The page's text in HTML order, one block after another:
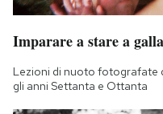
Imparare a stare a galla
Lezioni di nuoto fotografate
gli anni Settanta e Ottanta